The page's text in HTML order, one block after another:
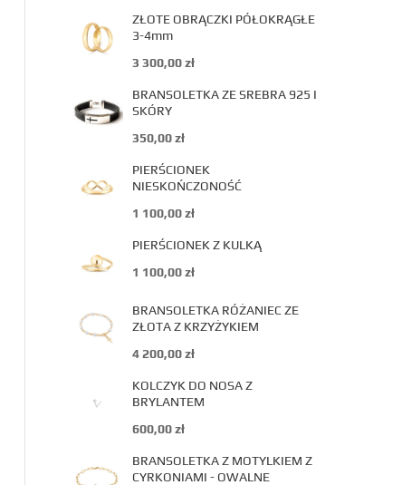
ZŁOTE OBRĄCZKI PÓŁOKRĄGŁE
3-4mm
3 300,00zł
BRANSOLETKA ZE SREBRA 925 I
SKÓRY
350,00zł
PIERŚCIONEK
NIESKOŃCZONOŚĆ
1 100,00zł
PIERŚCIONEK Z KULKĄ
1 100,00zł
BRANSOLETKA RÓŻANIEC ZE
ZŁOTA Z KRZYŻYKIEM
4 200,00zł
KOLCZYK DO NOSA Z
BRYLANTEM
600,00zł
BRANSOLETKA Z MOTYLKIEM Z
CYRKONIAMI - OWALNE